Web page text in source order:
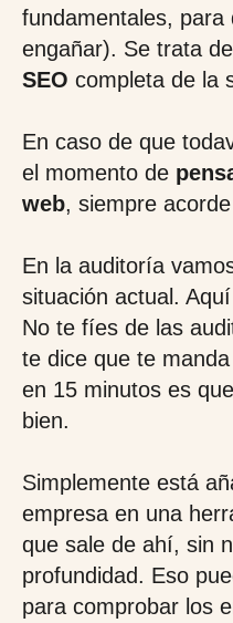
fundamentales, para
engañar). Se trata
SEO completa de la
En caso de que
el momento de
web, siempre
En la auditoría
situación actual.
No te fíes de las
te dice que te
en 15 minutos es
bien.
Simplemente está
empresa en una
que sale de ahí, sin
profundidad. Eso
para comprobar los